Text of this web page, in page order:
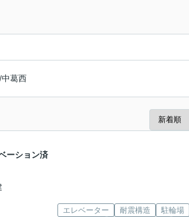
/中葛西
ション済
エレベーター 耐震構造
駐輪場